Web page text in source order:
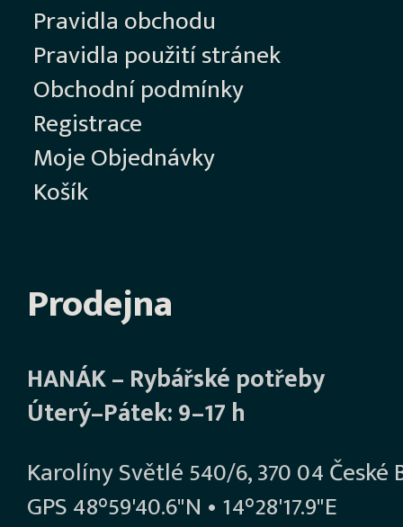
Pravidla obchodu
Pravidla použití stránek
Obchodní podmínky
Registrace
Moje Objednávky
Košík
Prodejna
HANÁK – Rybářské potřeby
Úterý–Pátek: 9–17 h
Karolíny Světlé 540/6, 370 04 České
GPS 48°59'40.6"N • 14°28'17.9"E